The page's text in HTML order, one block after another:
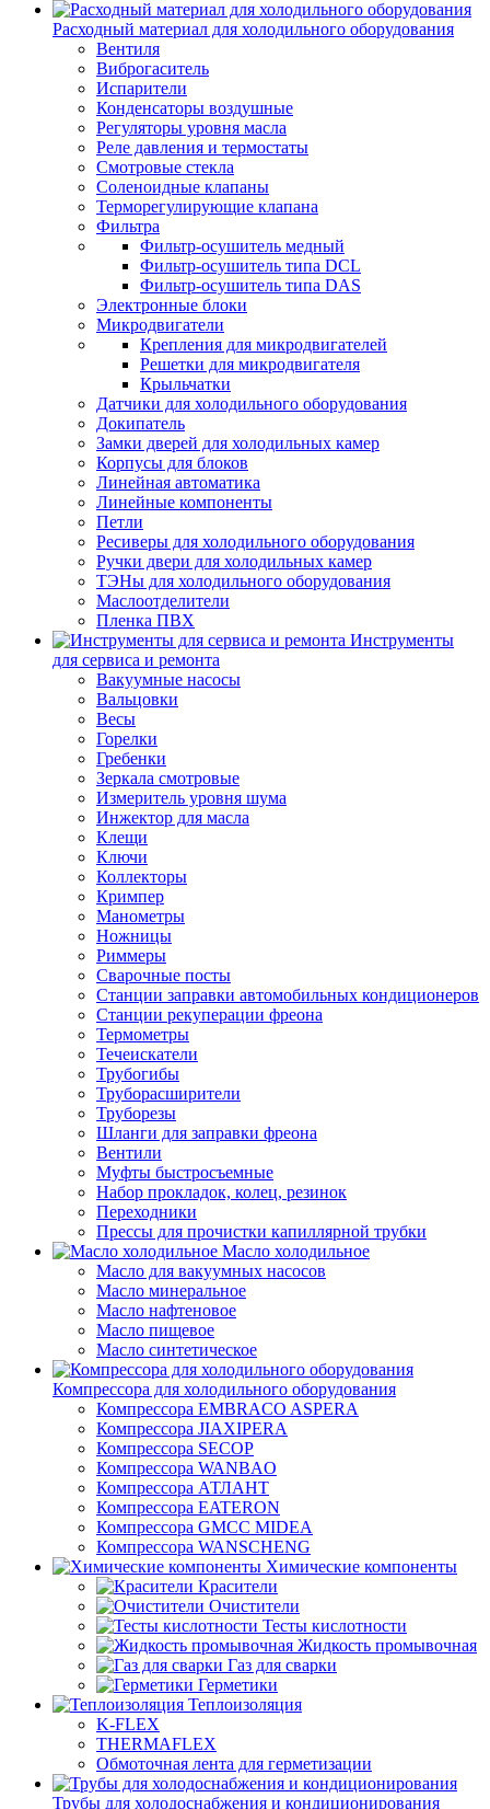
Расходный материал для холодильного оборудования
Вентиля
Виброгаситель
Испарители
Конденсаторы воздушные
Регуляторы уровня масла
Реле давления и термостаты
Смотровые стекла
Соленоидные клапаны
Терморегулирующие клапана
Фильтра
Фильтр-осушитель медный
Фильтр-осушитель типа DCL
Фильтр-осушитель типа DAS
Электронные блоки
Микродвигатели
Крепления для микродвигателей
Решетки для микродвигателя
Крыльчатки
Датчики для холодильного оборудования
Докипатель
Замки дверей для холодильных камер
Корпусы для блоков
Линейная автоматика
Линейные компоненты
Петли
Ресиверы для холодильного оборудования
Ручки двери для холодильных камер
ТЭНы для холодильного оборудования
Маслоотделители
Пленка ПВХ
Инструменты
для сервиса и ремонта
Вакуумные насосы
Вальцовки
Весы
Горелки
Гребенки
Зеркала смотровые
Измеритель уровня шума
Инжектор для масла
Клещи
Ключи
Коллекторы
Кримпер
Манометры
Ножницы
Риммеры
Сварочные посты
Станции заправки автомобильных кондиционеров
Станции рекуперации фреона
Термометры
Течеискатели
Трубогибы
Труборасширители
Труборезы
Шланги для заправки фреона
Вентили
Муфты быстросъемные
Набор прокладок, колец, резинок
Переходники
Прессы для прочистки капиллярной трубки
Масло холодильное
Масло для вакуумных насосов
Масло минеральное
Масло нафтеновое
Масло пищевое
Масло синтетическое
Компрессора для холодильного оборудования
Компрессора EMBRACO ASPERA
Компрессора JIAXIPERA
Компрессора SECOP
Компрессора WANBAO
Компрессора АТЛАНТ
Компрессора EATERON
Компрессора GMCC MIDEA
Компрессора WANSCHENG
Химические компоненты
Красители
Очистители
Тесты кислотности
Жидкость промывочная
Газ для сварки
Герметики
Теплоизоляция
K-FLEX
THERMAFLEX
Обмоточная лента для герметизации
Трубы для холодоснабжения и кондиционирования